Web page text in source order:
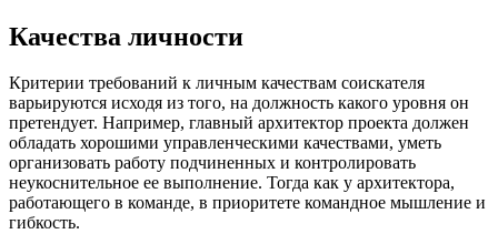
Качества личности
Критерии требований к личным качествам соискателя
варьируются исходя из того, на должность какого уровня он
претендует. Например, главный архитектор проекта должен
обладать хорошими управленческими качествами, уметь
организовать работу подчиненных и контролировать
неукоснительное ее выполнение. Тогда как у архитектора,
работающего в команде, в приоритете командное мышление и
гибкость.